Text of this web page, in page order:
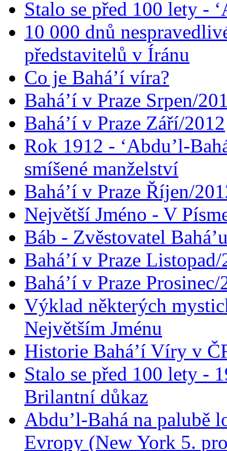
Stalo se před 100 lety -
10 000 dnů
představitelů v Íránu
Co je Bahá’í víra?
Bahá’í v Praze Srpen/
Bahá’í v Praze Září/2012
Rok 1912 - ‘Abdu’l-
smíšené manželství
Bahá’í v Praze Říjen/
Největší Jméno - V
Báb - Zvěstovatel
Bahá’í v Praze
Bahá’í v Praze Prosinec/
Výklad některých
Největším Jménu
Historie Bahá’í Víry v
Stalo se před 100 lety -
Brilantní důkaz
Abdu’l-Bahá na palubě
Evropy (New York 5.